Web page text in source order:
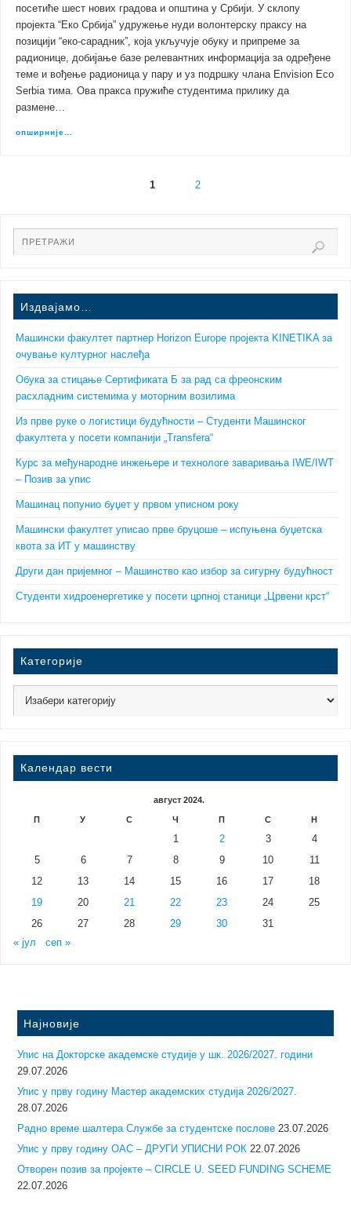
посетиће шест нових градова и општина у Србији. У склопу
пројекта “Еко Србија” удружење нуди волонтерску праксу на
позицији “еко-сарадник”, која укључује обуку и припреме за
радионице, добијање базе релевантних информација за одређене
теме и вођење радионица у пару и уз подршку члана Envision Eco
Serbia тима. Ова пракса пружиће студентима прилику да
размене…
опширније…
1 2
Издвајамо…
Машински факултет партнер Horizon Europe пројекта KINETIKA за
очување културног наслеђа
Обука за стицање Сертификата Б за рад са фреонским
расхладним системима у моторним возилима
Из прве руке о логистици будућности – Студенти Машинског
факултета у посети компанији „Transfera“
Курс за међународне инжењере и технологе заваривања IWE/IWT
– Позив за упис
Машинац попунио буџет у првом уписном року
Машински факултет уписао прве бруцоше – испуњена буџетска
квота за ИТ у машинству
Други дан пријемног – Машинство као избор за сигурну будућност
Студенти хидроенергетике у посети црпној станици „Црвени крст“
Категорије
Календар вести
август 2024.
П У С Ч П С Н
1 2 3
4
5
6 7 8 9 10
11
12
13 14 15 16 17
18
19
20 21 22 23 24
25
26
27 28 29 30
31
« јул
сеп »
Најновије
Упис на Докторске академске студије у шк. 2026/2027. години
29.07.2026
Упис у прву годину Mастер академских студија 2026/2027.
28.07.2026
Радно време шалтера Службе за студентске послове 23.07.2026
Упис у прву годину ОАС – ДРУГИ УПИСНИ РОК 22.07.2026
Отворен позив за пројекте – CIRCLE U. SEED FUNDING SCHEME
22.07.2026